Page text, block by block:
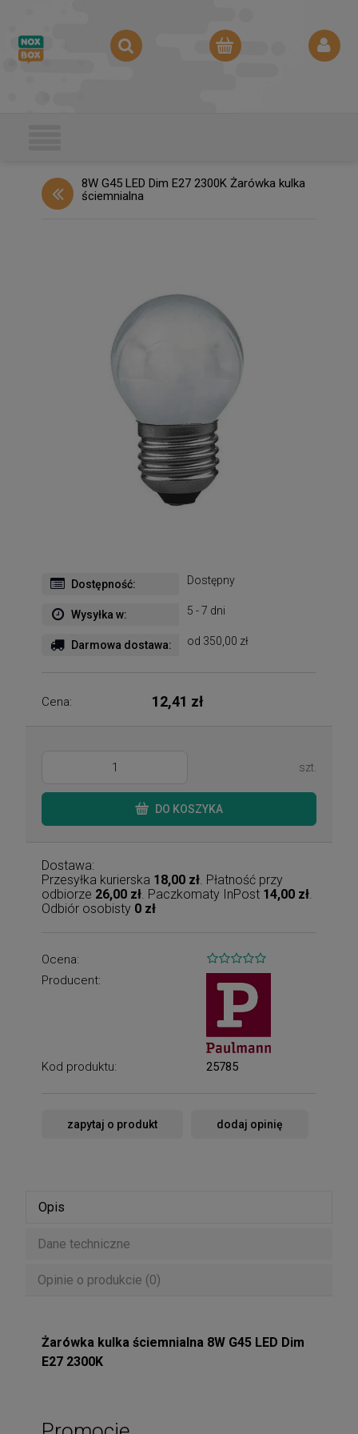
8W G45 LED Dim E27 2300K Żarówka kulka
ściemnialna
Dostępność: Dostępny
Wysyłka w: 5 - 7 dni
Darmowa dostawa: od 350,00 zł
Cena: 12,41 zł
szt.
DO KOSZYKA
Dostawa:
Przesyłka kurierska 18,00 zł. Płatność przy
odbiorze 26,00 zł. Paczkomaty InPost 14,00 zł.
Odbiór osobisty 0 zł
Ocena:
Producent:
Kod produktu: 25785
zapytaj o produkt dodaj opinię
Opis
Dane techniczne
Opinie o produkcie (0)
Żarówka kulka ściemnialna 8W G45 LED Dim
E27 2300K